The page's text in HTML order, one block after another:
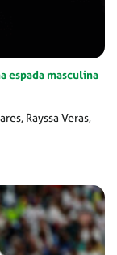
espada masculina
Rayssa Veras,